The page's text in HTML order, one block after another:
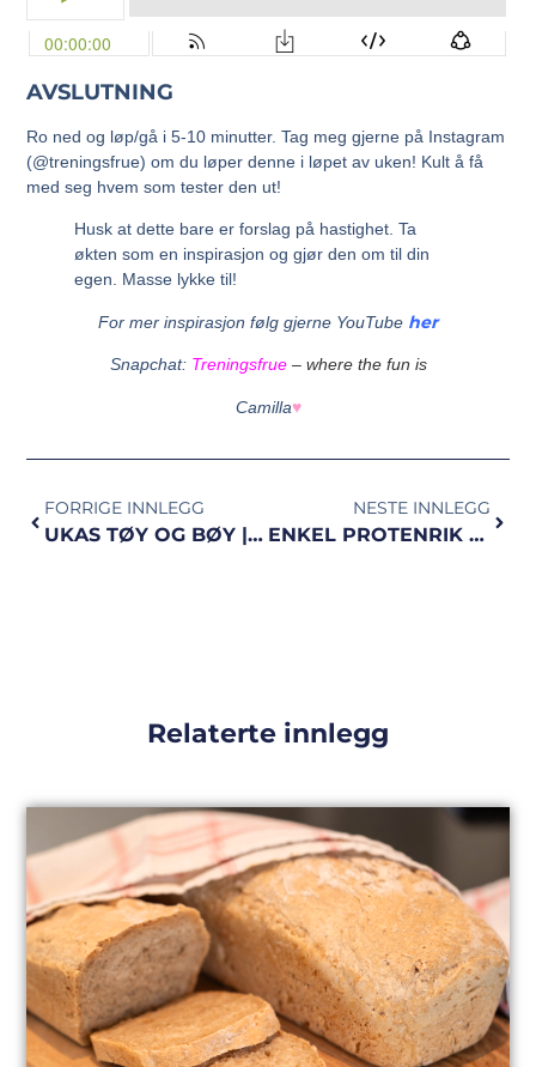
AVSLUTNING
Ro ned og løp/gå i 5-10 minutter. Tag meg gjerne på Instagram
(@treningsfrue) om du løper denne i løpet av uken! Kult å få
med seg hvem som tester den ut!
Husk at dette bare er forslag på hastighet. Ta
økten som en inspirasjon og gjør den om til din
egen. Masse lykke til!
For mer inspirasjon følg gjerne YouTube her
Snapchat: Treningsfrue – where the fun is
Camilla♥
FORRIGE INNLEGG
UKAS TØY OG BØY | ny øvelse!
NESTE INNLEGG
ENKEL PROTENRIK LUNSJ | på 1-2-3
Relaterte innlegg